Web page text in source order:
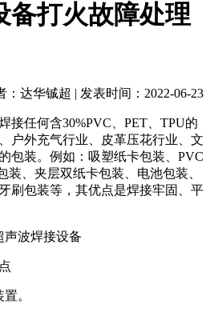
备打火故障处理
达华铖超 | 发表时间：2022-06-23
接任何含30%PVC、PET、TPU的
户外充气行业、皮革压花行业、文
包装。例如：吸塑纸卡包装、PVC
装、夹层双纸卡包装、电池包装、
刷包装等，其优点是焊接牢固、平
。